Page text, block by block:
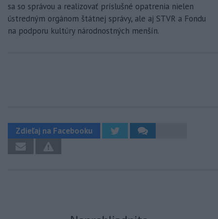
sa so správou a realizovať príslušné opatrenia nielen
ústredným orgánom štátnej správy, ale aj STVR a Fondu
na podporu kultúry národnostných menšín.
Zdieľaj na Facebooku